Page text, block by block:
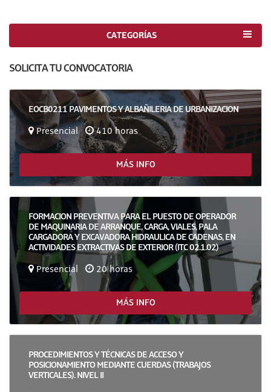
CATEGORÍAS
SOLICITA TU CONVOCATORIA
EOCB0211 PAVIMENTOS Y ALBAÑILERIA DE URBANIZACION
Presencial 410 horas
MÁS INFO
FORMACION PREVENTIVA PARA EL PUESTO DE OPERADOR
DE MAQUINARIA DE ARRANQUE, CARGA, VIALES, PALA
CARGADORA Y EXCAVADORA HIDRAULICA DE CADENAS, EN
ACTIVIDADES EXTRACTIVAS DE EXTERIOR (ITC 02.1.02)
Presencial 20 horas
MÁS INFO
PROCEDIMIENTOS Y TÉCNICAS DE ACCESO Y
POSICIONAMIENTO MEDIANTE CUERDAS (TRABAJOS
VERTICALES). NIVEL II